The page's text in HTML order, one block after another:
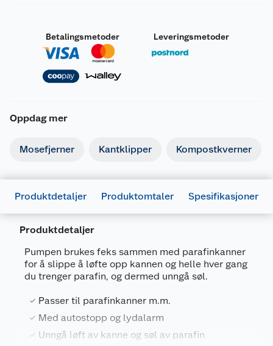
Betalingsmetoder Leveringsmetoder
Oppdag mer
Mosefjerner Kantklipper Kompostkverner
Produktdetaljer Produktomtaler Spesifikasjoner
Produktdetaljer
Pumpen brukes feks sammen med parafinkanner
for å slippe å løfte opp kannen og helle hver gang
du trenger parafin, og dermed unngå søl.
Passer til parafinkanner m.m.
Med autostopp og lydalarm
Unngå løft av kanne og søl av parafin
Generelt
Artikkelnummer
Leverandørens artikkelnummer